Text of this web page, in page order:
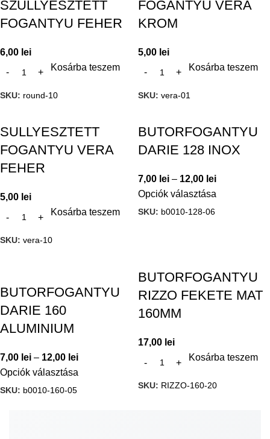
SZULLYESZTETT
FOGANTYU FEHER
6,00 lei
Kosárba teszem
SKU: round-10
FOGANTYU VERA
KROM
5,00 lei
Kosárba teszem
SKU: vera-01
SULLYESZTETT
FOGANTYU VERA
FEHER
5,00 lei
Kosárba teszem
SKU: vera-10
BUTORFOGANTYU
DARIE 128 INOX
7,00 lei – 12,00 lei
Opciók választása
SKU: b0010-128-06
BUTORFOGANTYU
DARIE 160
ALUMINIUM
7,00 lei – 12,00 lei
Opciók választása
SKU: b0010-160-05
BUTORFOGANTYU
RIZZO FEKETE MAT
160MM
17,00 lei
Kosárba teszem
SKU: RIZZO-160-20